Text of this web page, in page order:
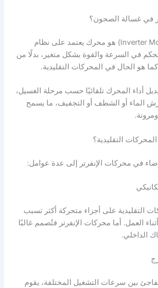
في غسالة الصحون؟
موتور الإنفرتر (Inverter Motor) هو محرك يعتمد على نظام
في السرعة والقوة بشكل متغير، بدلًا من
هو الحال في المحركات التقليدية.
أداء المحرك تلقائيًا حسب مرحلة الغسيل،
الماء أو الشطف أو التجفيف، ما يسمح
التقليدية؟
في محركات الإنفرتر إلى عدة عوامل:
التقليدية على أجزاء متحركة أكثر تسبب
العمل. أما محركات الإنفرتر فتُصمم غالبًا
الداخلي.
بين سرعات التشغيل المختلفة، يقوم